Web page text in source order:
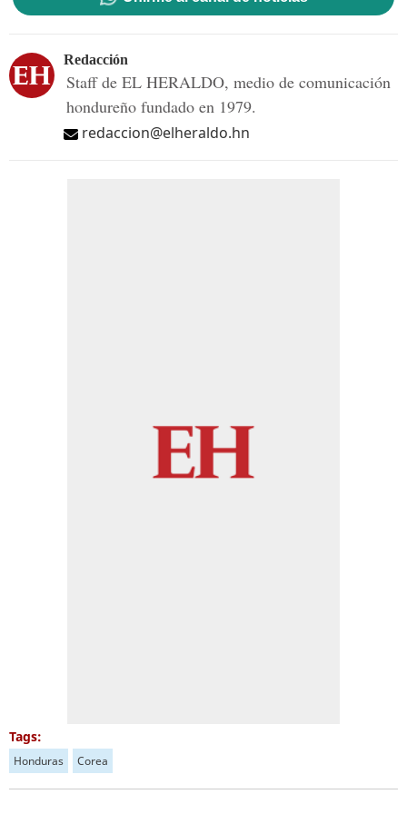
Redacción
Staff de EL HERALDO, medio de comunicación
hondureño fundado en 1979.
redaccion@elheraldo.hn
Tags:
Honduras Corea